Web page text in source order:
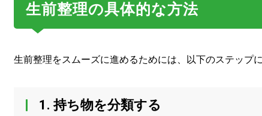
生前整理の具体的な方法
生前整理をスムーズに進めるためには、以下のステップ
1. 持ち物を分類する